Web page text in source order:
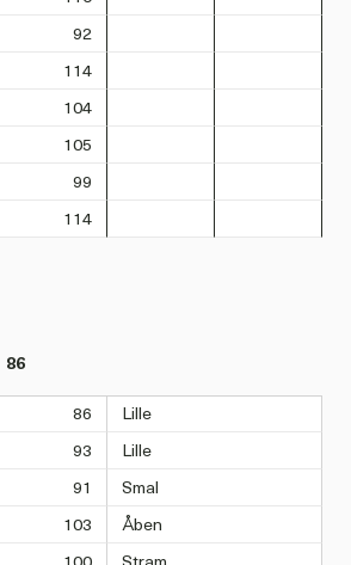
92
114
104
105
99
114
86
86
Lille
93
Lille
91
Smal
103
Åben